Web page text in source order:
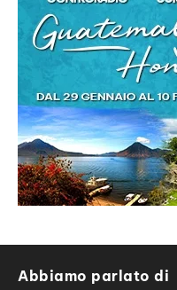
Abbiamo parlato di